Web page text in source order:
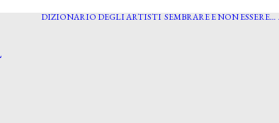
DIZIONARIO DEGLI ARTISTI SEMBRARE E NON ESSERE…